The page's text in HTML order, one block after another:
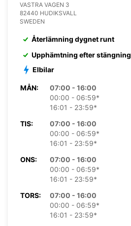
VASTRA VAGEN 3
82440 HUDIKSVALL
SWEDEN
Återlämning dygnet runt
Upphämtning efter stängning
Elbilar
MÅN:
07:00 - 16:00
00:00 - 06:59*
16:01 - 23:59*
TIS:
07:00 - 16:00
00:00 - 06:59*
16:01 - 23:59*
ONS:
07:00 - 16:00
00:00 - 06:59*
16:01 - 23:59*
TORS:
07:00 - 16:00
00:00 - 06:59*
16:01 - 23:59*